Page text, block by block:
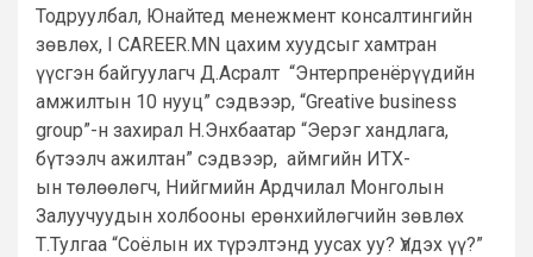
Тодруулбал, Юнайтед менежмент консалтингийн
зөвлөх, I CAREER.MN цахим хуудсыг хамтран
үүсгэн байгуулагч Д.Асралт “Энтерпренёрүүдийн
амжилтын 10 нууц” сэдвээр, “Greative business
group”-н захирал Н.Энхбаатар “Эерэг хандлага,
бүтээлч ажилтан” сэдвээр, аймгийн ИТХ-
ын төлөөлөгч, Нийгмийн Ардчилал Монголын
Залуучуудын холбооны ерөнхийлөгчийн зөвлөх
Т.Тулгаа “Соёлын их түрэлтэнд уусах уу? Үлдэх үү?”